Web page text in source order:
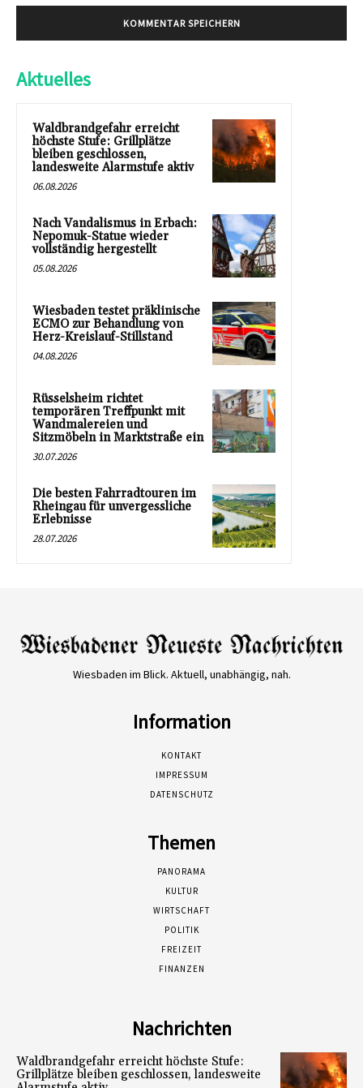
Aktuelles
Waldbrandgefahr erreicht
höchste Stufe: Grillplätze
bleiben geschlossen,
landesweite Alarmstufe aktiv
06.08.2026
Nach Vandalismus in Erbach:
Nepomuk-Statue wieder
vollständig hergestellt
05.08.2026
Wiesbaden testet präklinische
ECMO zur Behandlung von
Herz-Kreislauf-Stillstand
04.08.2026
Rüsselsheim richtet
temporären Treffpunkt mit
Wandmalereien und
Sitzmöbeln in Marktstraße ein
30.07.2026
Die besten Fahrradtouren im
Rheingau für unvergessliche
Erlebnisse
28.07.2026
Wiesbaden im Blick. Aktuell, unabhängig, nah.
Information
KONTAKT
IMPRESSUM
DATENSCHUTZ
Themen
PANORAMA
KULTUR
WIRTSCHAFT
POLITIK
FREIZEIT
FINANZEN
Nachrichten
Waldbrandgefahr erreicht höchste Stufe:
Grillplätze bleiben geschlossen, landesweite